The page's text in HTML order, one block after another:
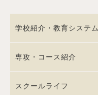
学校紹介・教育システム
専攻・コース紹介
スクールライフ